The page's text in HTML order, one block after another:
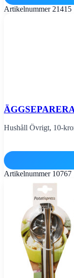
Artikelnummer 21415
Hushåll Övrigt, 10-
Artikelnummer 10767